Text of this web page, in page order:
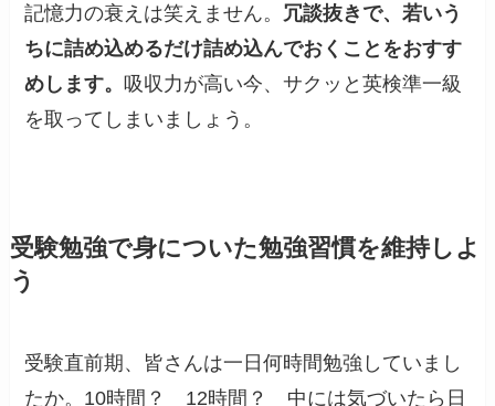
記憶力の衰えは笑えません。 冗談抜きで、若いう
ちに詰め込めるだけ詰め込んでおくことをおすす
めします。吸収力が高い今、サクッと英検準一級
を取ってしまいましょう。
受験勉強で身についた勉強習慣を維持しよ
う
受験直前期、皆さんは一日何時間勉強していまし
たか。10時間？ 12時間？ 中には気づいたら日